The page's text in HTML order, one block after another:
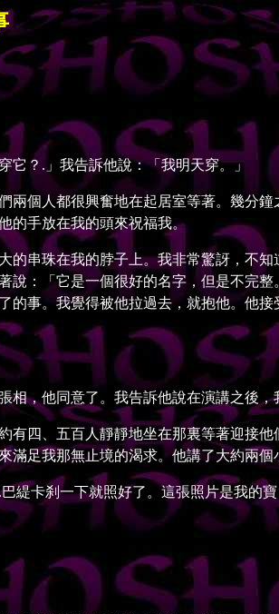
？.」我告訴他說：「我明天穿。」
個人都很興奮地在起居室等著。幾分鐘
的手放在我的頭來祝福我。
串珠在我的脖子上。我非常驚訝，不知
：「它是一個很好的名字，但是不完整
事。我覺得被他拉過去，就抱他。他
，他同意了。我告訴他說在演講之後，
四、五百人靜靜地坐在那裏等著迎接他
滿足我那無止境的渴求。他講了大約兩
卡刹一下就照好了。這張照片是我的